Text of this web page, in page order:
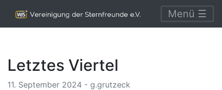
Menü ☰
Letztes Viertel
11. September 2024 - g.grutzeck